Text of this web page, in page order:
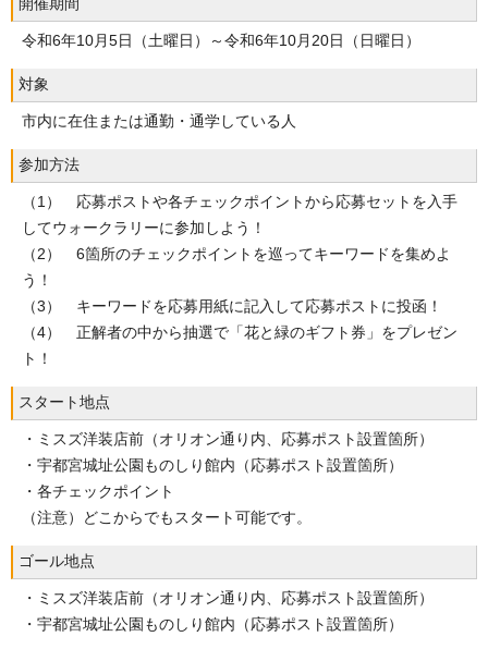
開催期間
令和6年10月5日（土曜日）～令和6年10月20日（日曜日）
対象
市内に在住または通勤・通学している人
参加方法
（1） 応募ポストや各チェックポイントから応募セットを入手
してウォークラリーに参加しよう！
（2） 6箇所のチェックポイントを巡ってキーワードを集めよ
う！
（3） キーワードを応募用紙に記入して応募ポストに投函！
（4） 正解者の中から抽選で「花と緑のギフト券」をプレゼン
ト！
スタート地点
・ミスズ洋装店前（オリオン通り内、応募ポスト設置箇所）
・宇都宮城址公園ものしり館内（応募ポスト設置箇所）
・各チェックポイント
（注意）どこからでもスタート可能です。
ゴール地点
・ミスズ洋装店前（オリオン通り内、応募ポスト設置箇所）
・宇都宮城址公園ものしり館内（応募ポスト設置箇所）